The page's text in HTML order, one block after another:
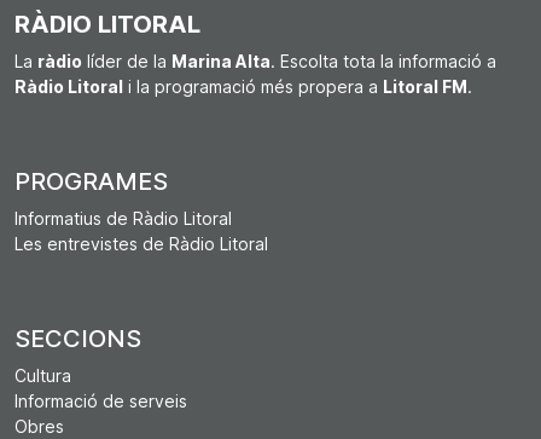
RÀDIO LITORAL
La ràdio líder de la Marina Alta. Escolta tota la informació a
Ràdio Litoral i la programació més propera a Litoral FM.
PROGRAMES
Informatius de Ràdio Litoral
Les entrevistes de Ràdio Litoral
SECCIONS
Cultura
Informació de serveis
Obres